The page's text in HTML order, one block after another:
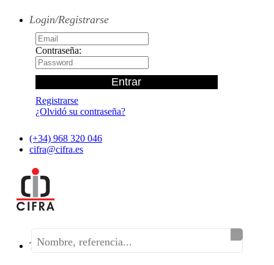
Login/Registrarse
Contraseña:
Registrarse
¿Olvidó su contraseña?
(+34) 968 320 046
cifra@cifra.es
Teléfono:(+34) 968 320 046